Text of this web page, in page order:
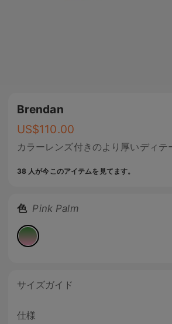
Brendan
US$110.00
カラーレンズ付きのより厚いディテ
38 人が今このアイテムを見てます。
色 Pink Palm
サイズガイド
仕様